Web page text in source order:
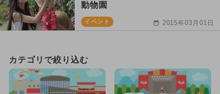
動物園
イベント 2015年03月01日
カテゴリで絞り込む